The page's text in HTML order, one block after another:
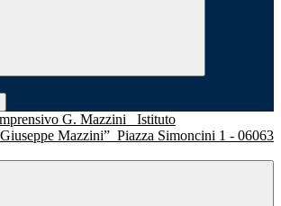
Istituto
Mazzini” Piazza Simoncini 1 - 06063